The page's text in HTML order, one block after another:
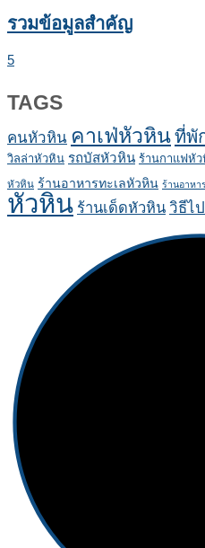
รวมข้อมูลสำคัญ
5
TAGS
คนหัวหิน คาเฟ่หัวหินที่พั
วิลล่าหัวหิน รถบัสหัวหิน ร้านกาแฟหั
หัวหิน ร้านอาหารทะเลหัวหิน ร้านอาหา
หัวหิน ร้านเด็ดหัวหิน วิธีไ